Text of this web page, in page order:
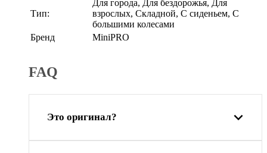
Тип:
Для города, Для бездорожья, Для
взрослых, Складной, С сиденьем, С
большими колесами
Бренд
MiniPRO
FAQ
Это оригинал?